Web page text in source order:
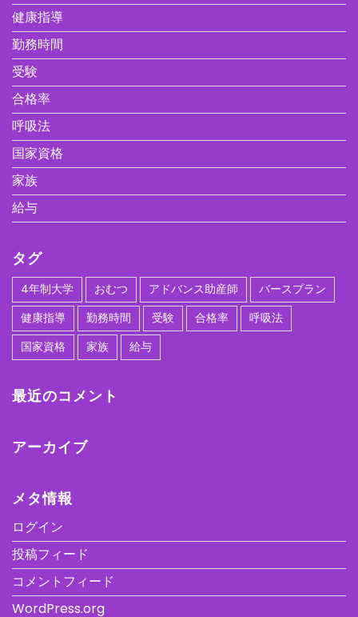
健康指導
勤務時間
受験
合格率
呼吸法
国家資格
家族
給与
タグ
4年制大学 おむつ アドバンス助産師
バースプラン
健康指導
勤務時間 受験 合格率
呼吸法
国家資格
家族 給与
最近のコメント
アーカイブ
メタ情報
ログイン
投稿フィード
コメントフィード
WordPress.org